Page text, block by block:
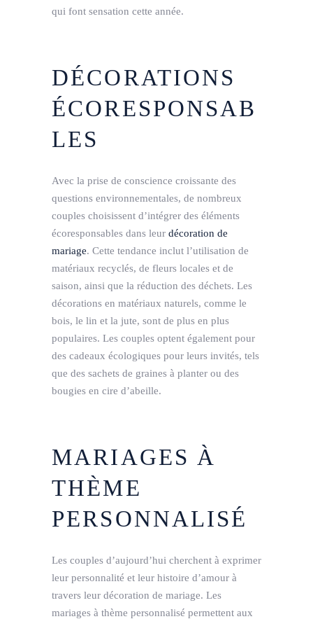
qui font sensation cette année.
DÉCORATIONS
ÉCORESPONSAB
LES
Avec la prise de conscience croissante des
questions environnementales, de nombreux
couples choisissent d’intégrer des éléments
écoresponsables dans leur décoration de
mariage. Cette tendance inclut l’utilisation de
matériaux recyclés, de fleurs locales et de
saison, ainsi que la réduction des déchets. Les
décorations en matériaux naturels, comme le
bois, le lin et la jute, sont de plus en plus
populaires. Les couples optent également pour
des cadeaux écologiques pour leurs invités, tels
que des sachets de graines à planter ou des
bougies en cire d’abeille.
MARIAGES À
THÈME
PERSONNALISÉ
Les couples d’aujourd’hui cherchent à exprimer
leur personnalité et leur histoire d’amour à
travers leur décoration de mariage. Les
mariages à thème personnalisé permettent aux